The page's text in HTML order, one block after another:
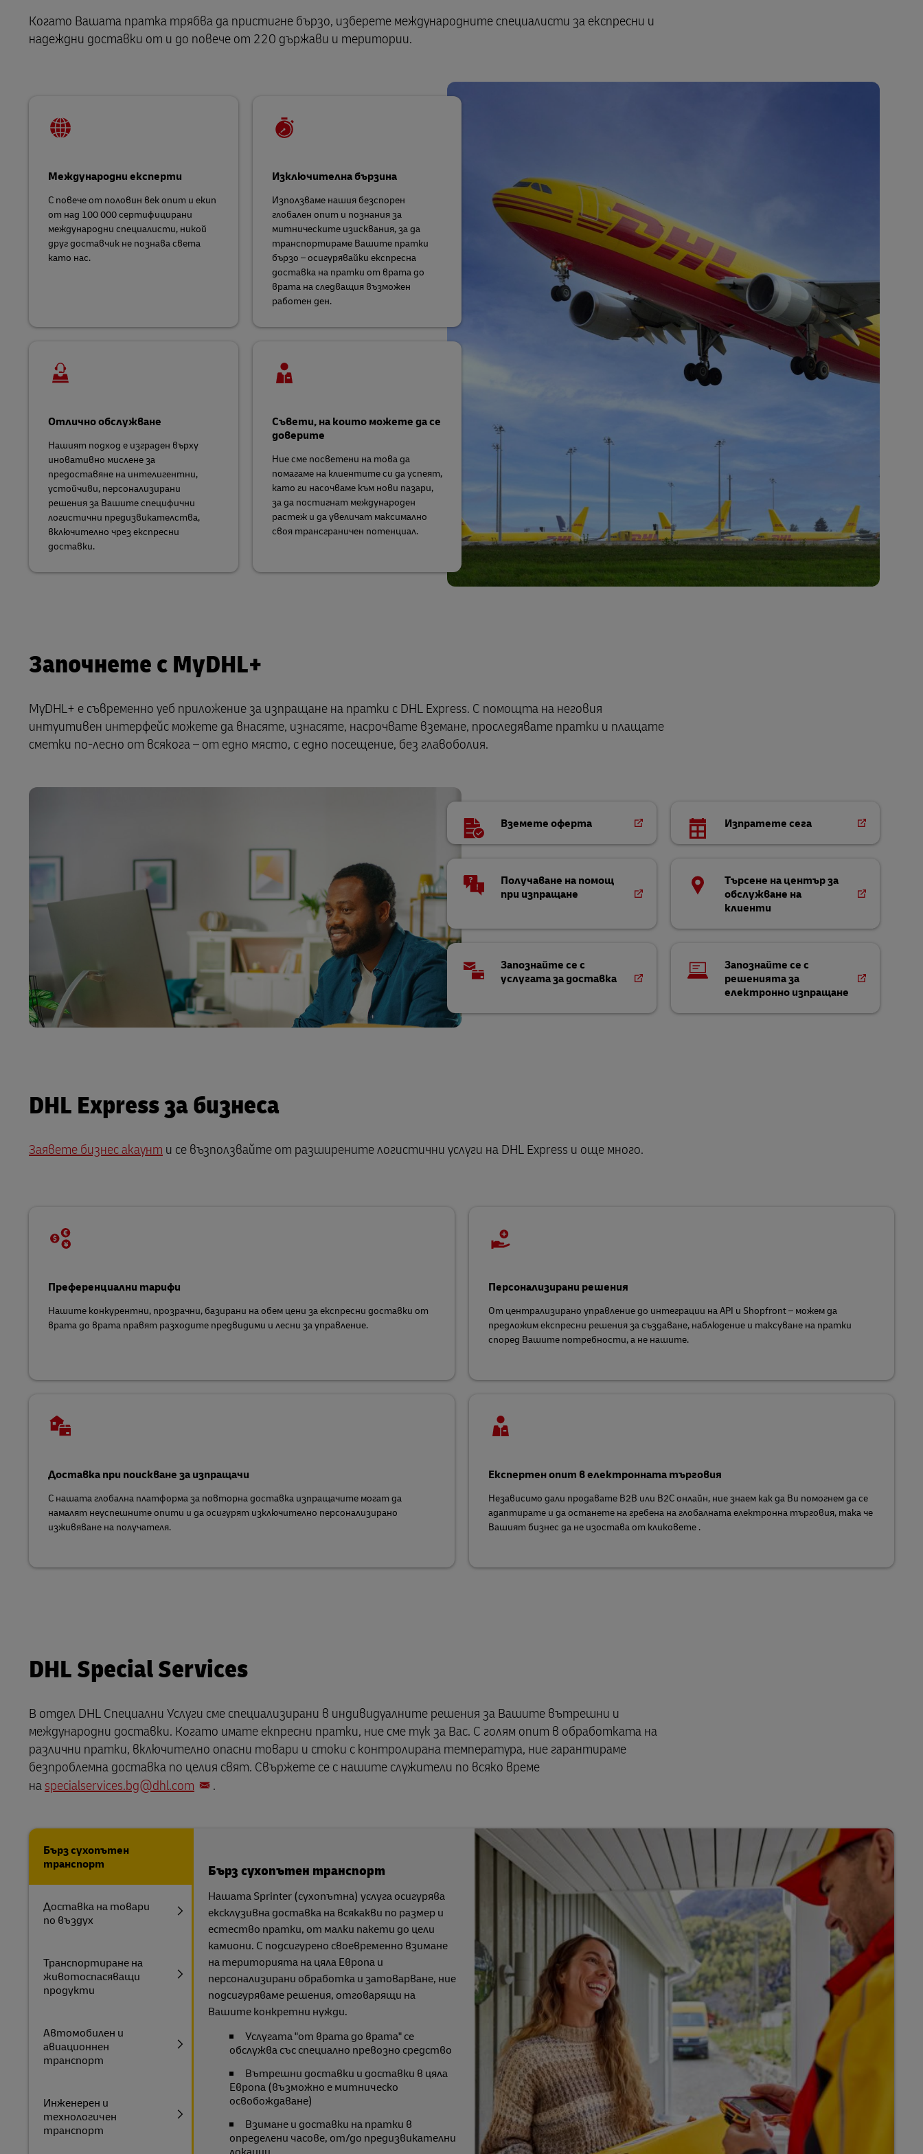
MyGTS
Относно порталите
Относно порталите
Когато Вашата пратка трябва да пристигне бързо, изберете международните специалисти за експресни и
надеждни доставки от и до повече от 220 държави и територии.
Международни експерти
С повече от половин век опит и екип
от над 100 000 сертифицирани
международни специалисти, никой
друг доставчик не познава света
като нас.
Изключителна бързина
Използваме нашия безспорен
глобален опит и познания за
митническите изисквания, за да
транспортираме Вашите пратки
бързо – осигурявайки експресна
доставка на пратки от врата до
врата на следващия възможен
работен ден.
Отлично обслужване
Нашият подход е изграден върху
иновативно мислене за
предоставяне на интелигентни,
устойчиви, персонализирани
решения за Вашите специфични
логистични предизвикателства,
включително чрез експресни
доставки.
Съвети, на които можете да се
доверите
Ние сме посветени на това да
помагаме на клиентите си да успеят,
като ги насочваме към нови пазари,
за да постигнат международен
растеж и да увеличат максимално
своя трансграничен потенциал.
Започнете с MyDHL+
MyDHL+ е съвременно уеб приложение за изпращане на пратки с DHL Express. С помощта на неговия
интуитивен интерфейс можете да внасяте, изнасяте, насрочвате вземане, проследявате пратки и плащате
сметки по-лесно от всякога – от едно място, с едно посещение, без главоболия.
Вземете оферта Изпратете сега
Получаване на помощ
при изпращане
Търсене на център за
обслужване на
клиенти
Запознайте се с
услугата за доставка
Запознайте се с
решенията за
електронно изпращане
DHL Express за бизнеса
Заявете бизнес акаунт и се възползвайте от разширените логистични услуги на DHL Express и още много.
Преференциални тарифи
Нашите конкурентни, прозрачни, базирани на обем цени за експресни доставки от
врата до врата правят разходите предвидими и лесни за управление.
Персонализирани решения
От централизирано управление до интеграции на API и Shopfront – можем да
предложим експресни решения за създаване, наблюдение и таксуване на пратки
според Вашите потребности, а не нашите.
Доставка при поискване за изпращачи
С нашата глобална платформа за повторна доставка изпращачите могат да
намалят неуспешните опити и да осигурят изключително персонализирано
изживяване на получателя.
Експертен опит в електронната търговия
Независимо дали продавате B2B или B2C онлайн, ние знаем как да Ви помогнем да се
адаптирате и да останете на гребена на глобалната електронна търговия, така че
Вашият бизнес да не изостава от кликовете .
DHL Special Services
В отдел DHL Специални Услуги сме специализирани в индивидуалните решения за Вашите вътрешни и
международни доставки. Когато имате екпресни пратки, ние сме тук за Вас. С голям опит в обработката на
различни пратки, включително опасни товари и стоки с контролирана температура, ние гарантираме
безпроблемна доставка по целия свят. Свържете се с нашите служители по всяко време
наspecialservices.bg@dhl.com .
Бърз сухопътен
транспорт
Доставка на товари
по въздух
Транспортиране на
животоспасяващи
продукти
Автомобилен и
авиационнен
транспорт
Инженерен и
технологичен
транспорт
Бърз сухопътен транспорт
Нашата Sprinter (сухопътна) услуга осигурява
ексклузивна доставка на всякакви по размер и
естество пратки, от малки пакети до цели
камиони. С подсигурено своевременно взимане
на територията на цяла Европа и
персонализирани обработка и затоварване, ние
подсигуряваме решения, отговарящи на
Вашите конкретни нужди.
Услугата "от врата до врата" се
обслужва със специално превозно средство
Вътрешни доставки и доставки в цяла
Европа (възможно е митническо
освобождаване)
Взимане и доставки на пратки в
определени часове, от/до предизвикателни